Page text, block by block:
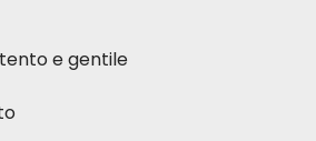
e gentile